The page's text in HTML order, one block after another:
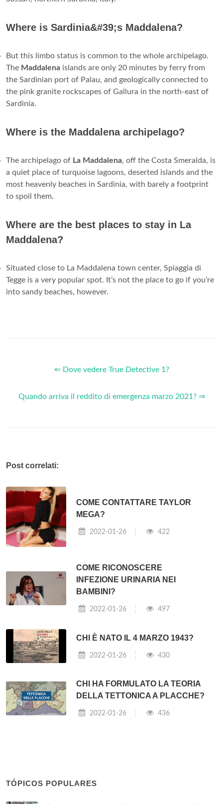
Where is Sardinia&#39;s Maddalena?
But this limbo status is common to the whole archipelago.
The Maddalena islands are only 20 minutes by ferry from
the Sardinian port of Palau, and geologically connected to
the pink granite rockscapes of Gallura in the north-east of
Sardinia.
Where is the Maddalena archipelago?
The archipelago of La Maddalena, off the Costa Smeralda, is
a quiet place of turquoise lagoons, deserted islands and the
most heavenly beaches in Sardinia, with barely a footprint
to spoil them.
Where are the best places to stay in La
Maddalena?
Situated close to La Maddalena town center, Spiaggia di
Tegge is a very popular spot. It’s not the place to go if you’re
into sandy beaches, however.
⇐ Dove vedere True Detective 1?
Quando arriva il reddito di emergenza marzo 2021? ⇒
Post correlati:
COME CONTATTARE TAYLOR
MEGA?
2022-01-26 422
COME RICONOSCERE
INFEZIONE URINARIA NEI
BAMBINI?
2022-01-26 497
CHI È NATO IL 4 MARZO 1943?
2022-01-26 430
CHI HA FORMULATO LA TEORIA
DELLA TETTONICA A PLACCHE?
2022-01-26 436
TÓPICOS POPULARES